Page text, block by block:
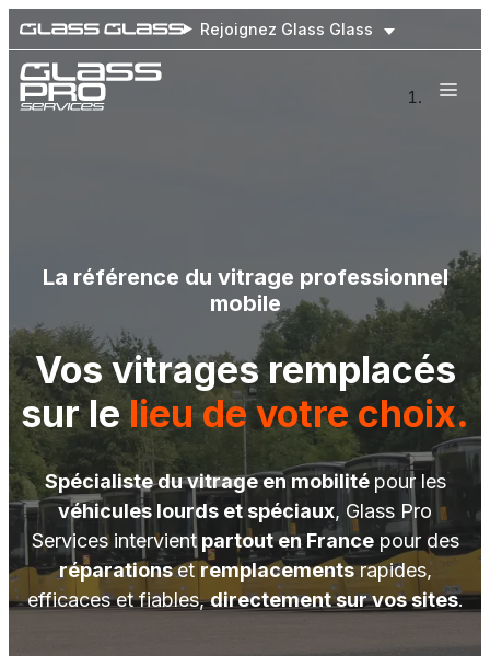
Rejoignez Glass Glass
La référence du vitrage professionnel
mobile
Vos vitrages remplacés
sur lelieu de votre choix.
Spécialiste du vitrage en mobilité pour les
véhicules lourds et spéciaux, Glass Pro
Services intervientpartout en Francepour des
réparationset remplacementsrapides,
efficaces et fiables,directement sur vos sites.